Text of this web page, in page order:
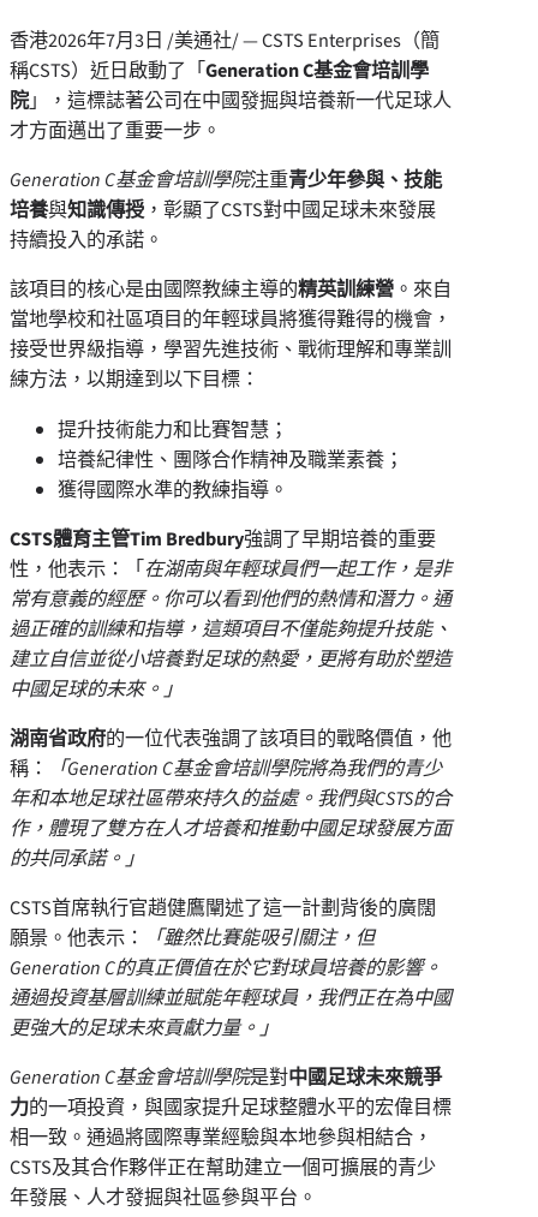
香港2026年7月3日 /美通社/ — CSTS Enterprises（簡
稱CSTS）近日啟動了「Generation C基金會培訓學
院」，這標誌著公司在中國發掘與培養新一代足球人
才方面邁出了重要一步。
Generation C基金會培訓學院注重青少年參與、技能
培養與知識傳授，彰顯了CSTS對中國足球未來發展
持續投入的承諾。
該項目的核心是由國際教練主導的精英訓練營 。來自
當地學校和社區項目的年輕球員將獲得難得的機會，
接受世界級指導，學習先進技術、戰術理解和專業訓
練方法，以期達到以下目標：
提升技術能力和比賽智慧；
培養紀律性、團隊合作精神及職業素養；
獲得國際水準的教練指導。
CSTS體育主管Tim Bredbury強調了早期培養的重要
性，他表示：「在湖南與年輕球員們一起工作，是非
常有意義的經歷。你可以看到他們的熱情和潛力。通
過正確的訓練和指導，這類項目不僅能夠提升技能、
建立自信並從小培養對足球的熱愛，更將有助於塑造
中國足球的未來。」
湖南省政府的一位代表強調了該項目的戰略價值，他
稱：
「Generation C基金會培訓學院將為我們的青少
年和本地足球社區帶來持久的益處。我們與CSTS的合
作，體現了雙方在人才培養和推動中國足球發展方面
的共同承諾。」
CSTS首席執行官趙健鷹闡述了這一計劃背後的廣闊
願景。他表示：
「雖然比賽能吸引關注，但
Generation C的真正價值在於它對球員培養的影響。
通過投資基層訓練並賦能年輕球員，我們正在為中國
更強大的足球未來貢獻力量。」
Generation C基金會培訓學院是對中國足球未來競爭
力的一項投資，與國家提升足球整體水平的宏偉目標
相一致。通過將國際專業經驗與本地參與相結合，
CSTS及其合作夥伴正在幫助建立一個可擴展的青少
年發展、人才發掘與社區參與平台。